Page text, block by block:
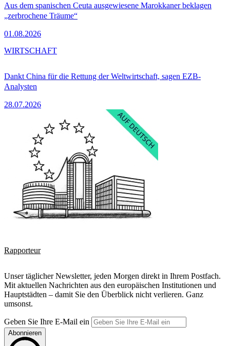
Aus dem spanischen Ceuta ausgewiesene Marokkaner beklagen
„zerbrochene Träume“
01.08.2026
Dankt China für die Rettung der Weltwirtschaft, sagen EZB-
Analysten
28.07.2026
WIRTSCHAFT
Rapporteur
Unser täglicher Newsletter, jeden Morgen direkt in Ihrem Postfach.
Mit aktuellen Nachrichten aus den europäischen Institutionen und
Hauptstädten – damit Sie den Überblick nicht verlieren. Ganz
umsonst.
Geben Sie Ihre E-Mail ein
Abonnieren